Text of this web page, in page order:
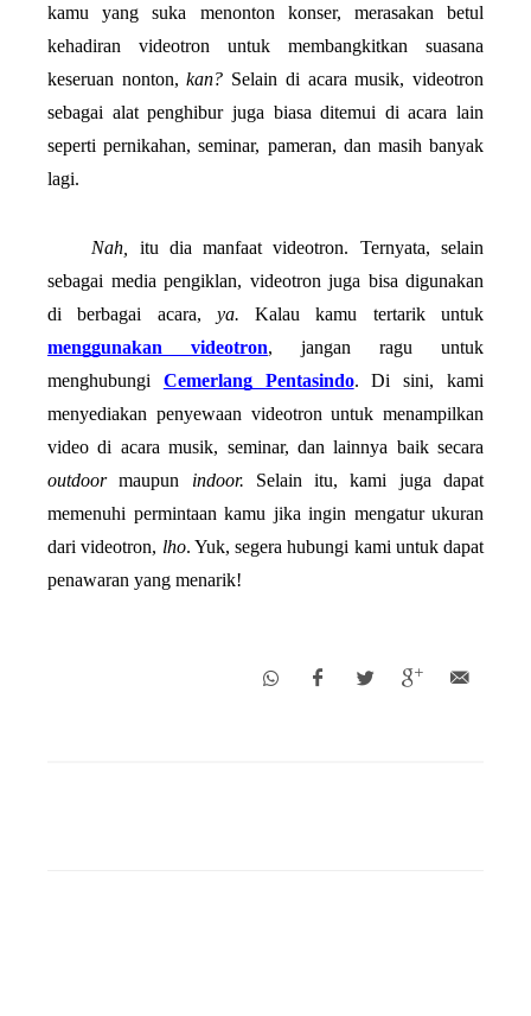
kamu yang suka menonton konser, merasakan betul
kehadiran videotron untuk membangkitkan suasana
keseruan nonton, kan? Selain di acara musik, videotron
sebagai alat penghibur juga biasa ditemui di acara lain
seperti pernikahan, seminar, pameran, dan masih banyak
lagi.
Nah, itu dia manfaat videotron. Ternyata, selain
sebagai media pengiklan, videotron juga bisa digunakan
di berbagai acara, ya.
menggunakan
videotron, jangan ragu untuk
menghubungi Cemerlang Pentasindo. Di sini, kami
menyediakan penyewaan videotron untuk menampilkan
outdoor maupun indoor. Selain itu, kami juga dapat
memenuhi permintaan kamu jika ingin mengatur ukuran
dari videotron, lho. Yuk, segera hubungi kami untuk dapat
penawaran yang menarik!